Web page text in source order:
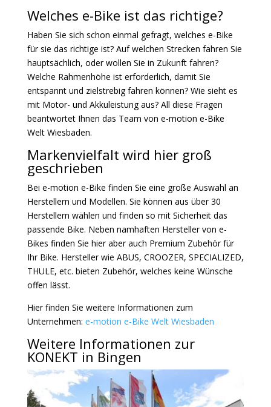
Welches e-Bike ist das richtige?
Haben Sie sich schon einmal gefragt, welches e-Bike
für sie das richtige ist? Auf welchen Strecken fahren Sie
hauptsächlich, oder wollen Sie in Zukunft fahren?
Welche Rahmenhöhe ist erforderlich, damit Sie
entspannt und zielstrebig fahren können? Wie sieht es
mit Motor- und Akkuleistung aus? All diese Fragen
beantwortet Ihnen das Team von e-motion e-Bike
Welt Wiesbaden.
Markenvielfalt wird hier groß
geschrieben
Bei e-motion e-Bike finden Sie eine große Auswahl an
Herstellern und Modellen. Sie können aus über 30
Herstellern wählen und finden so mit Sicherheit das
passende Bike. Neben namhaften Hersteller von e-
Bikes finden Sie hier aber auch Premium Zubehör für
Ihr Bike. Hersteller wie ABUS, CROOZER, SPECIALIZED,
THULE, etc. bieten Zubehör, welches keine Wünsche
offen lässt.
Hier finden Sie weitere Informationen zum
Unternehmen: e-motion e-Bike Welt Wiesbaden
Weitere Informationen zur
KONEKT in Bingen